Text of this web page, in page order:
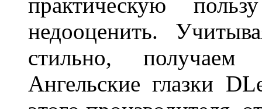
недооценить.
стильно,
Ангельские глазки